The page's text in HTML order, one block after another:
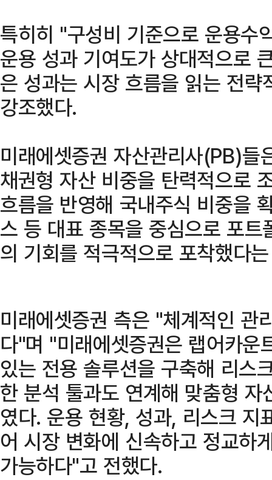
특히히 "구성비 기준으로 운용수
운용 성과 기여도가 상대적으로
은 성과는 시장 흐름을 읽는 전
강조했다.
미래에셋증권 자산관리사(PB)들
채권형 자산 비중을 탄력적으로
흐름을 반영해 국내주식 비중을
스 등 대표 종목을 중심으로 포
의 기회를 적극적으로 포착했다
미래에셋증권 측은 "체계적인 관
다"며 "미래에셋증권은 랩어카운
있는 전용 솔루션을 구축해 리스
한 분석 툴과도 연계해 맞춤형
였다. 운용 현황, 성과, 리스크 지
어 시장 변화에 신속하고 정교하
가능하다"고 전했다.